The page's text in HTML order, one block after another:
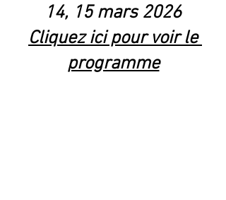
14, 15 mars 2026
Cliquez ici pour voir le
programme